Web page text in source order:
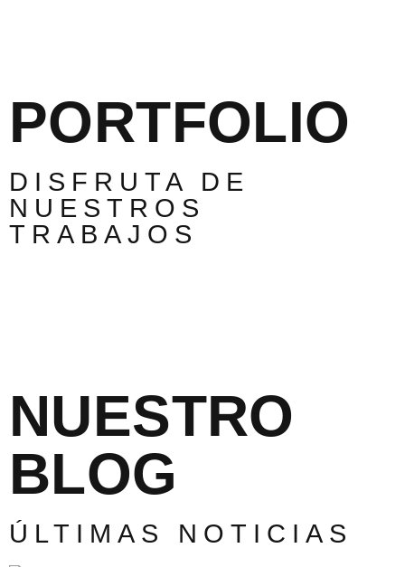
PORTFOLIO
DISFRUTA DE
NUESTROS
TRABAJOS
NUESTRO
BLOG
ÚLTIMAS NOTICIAS